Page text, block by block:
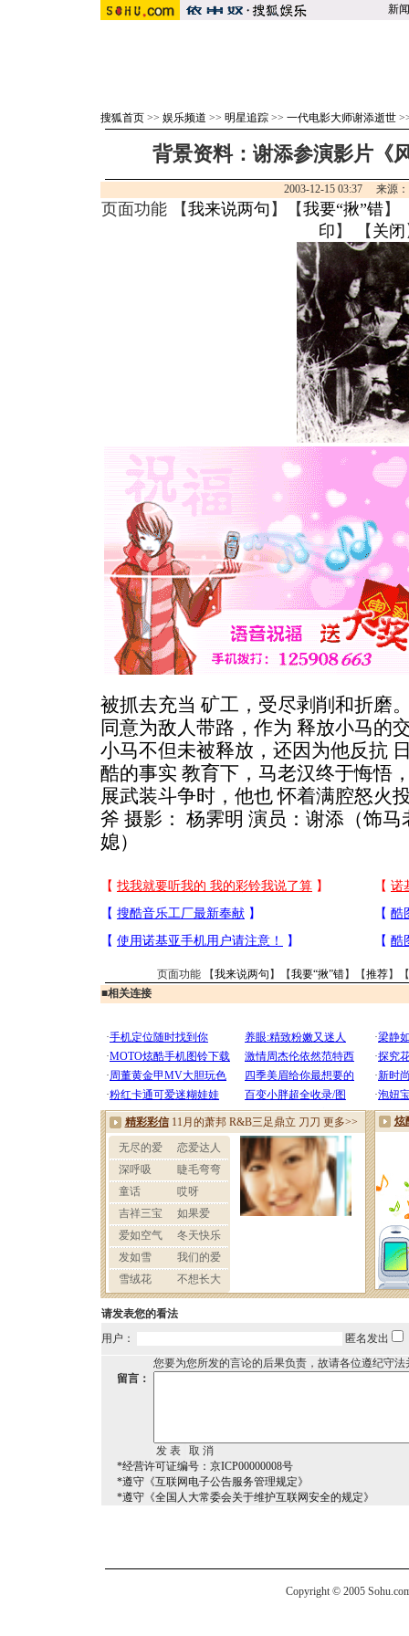
新闻
搜狐首页 >> 娱乐频道 >> 明星追踪 >> 一代电影大师谢添逝世
背景资料：谢添参演影片《
2003-12-15 03:37 来源
页面功能 【我来说两句 】【我要“揪”错】
印 】 【 关闭
被抓去充当 矿工，受尽剥削和折磨
同意为敌人带路，作为 释放小马的
小马不但未被释放，还因为他反抗
酷的事实 教育下，马老汉终于悔悟
展武装斗争时，他也 怀着满腔怒火
斧 摄影： 杨霁明 演员：谢添（饰
媳）
页面功能 【我来说两句 】【我要“揪”错】【推荐】
■相关连接
请发表您的看法
用户：
匿名发出
您要为您所发的言论的后果负责，故请各位遵纪守
留言：
*经营许可证编号：京ICP00000008号
*遵守《互联网电子公告服务管理规定》
*遵守《全国人大常委会关于维护互联网安全的规定》
Copyright © 2005